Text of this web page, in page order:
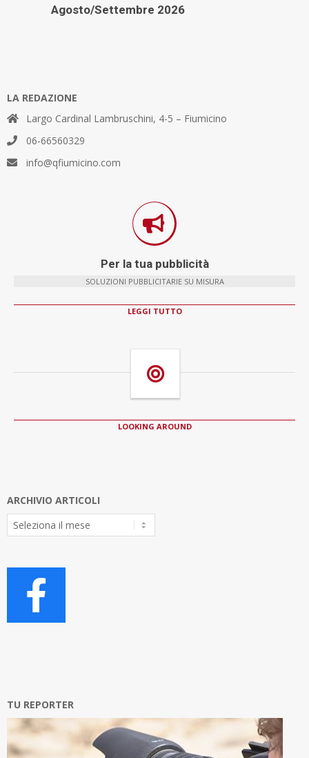
Agosto/Settembre 2026
LA REDAZIONE
Largo Cardinal Lambruschini, 4-5 – Fiumicino
06-66560329
info@qfiumicino.com
Per la tua pubblicità
SOLUZIONI PUBBLICITARIE SU MISURA
LEGGI TUTTO
LOOKING AROUND
ARCHIVIO ARTICOLI
Archivio
Articoli
TU REPORTER